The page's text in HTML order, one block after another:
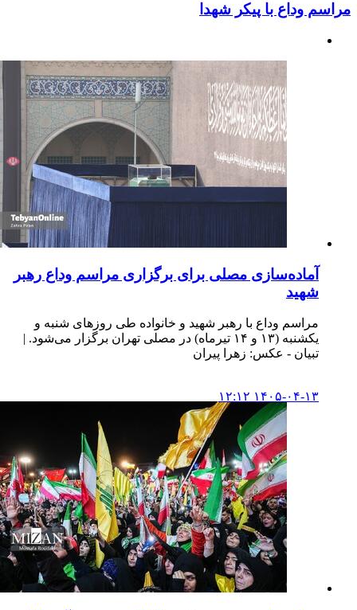
مراسم وداع با پیکر شهدا
آماده‌سازی مصلی برای برگزاری مراسم وداع رهبر
شهید
مراسم وداع با رهبر شهید و خانواده طی روزهای شنبه و
یکشنبه (۱۳ و ۱۴ تیرماه) در مصلی تهران برگزار می‌شود. |
تبیان - عکس: زهرا پیران
۱۴۰۵-۰۴-۱۳ ۱۲:۱۲